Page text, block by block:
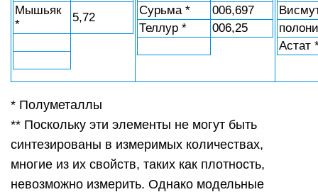
Мышьяк
*
5,72
Сурьма *
006,697
Теллур *
006,25
Астат
* Полуметаллы
** Поскольку эти элементы не могут быть
синтезированы в измеримых количествах,
многие из их свойств, таких как плотность,
невозможно измерить. Однако модельные